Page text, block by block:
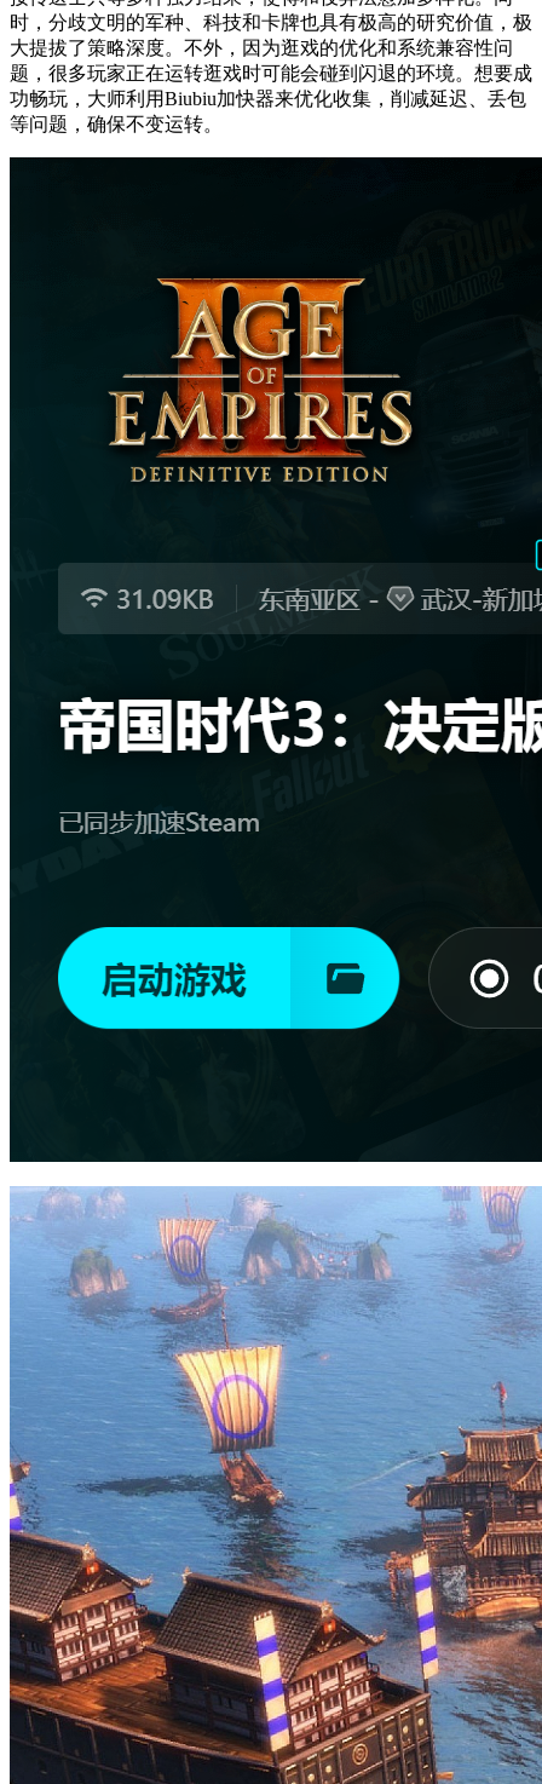
时，分歧文明的军种、科技和卡牌也具有极高的研究价值，极
大提拔了策略深度。不外，因为逛戏的优化和系统兼容性问
题，很多玩家正在运转逛戏时可能会碰到闪退的环境。想要成
功畅玩，大师利用Biubiu加快器来优化收集，削减延迟、丢包
等问题，确保不变运转。